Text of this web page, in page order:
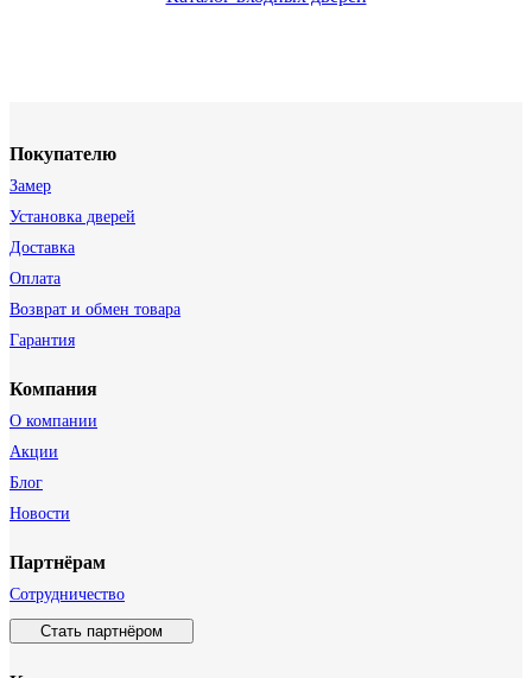
Покупателю
Замер
Установка дверей
Доставка
Оплата
Возврат и обмен товара
Гарантия
Компания
О компании
Акции
Блог
Новости
Партнёрам
Сотрудничество
Стать партнёром